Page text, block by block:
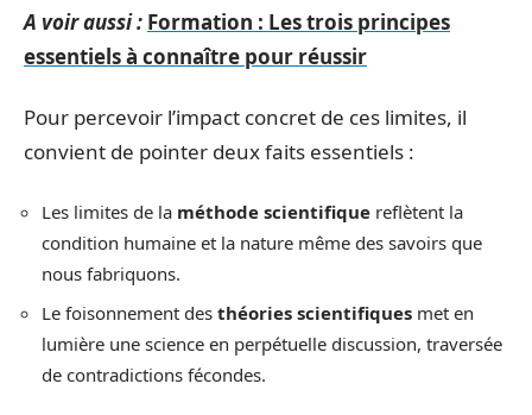
A voir aussi : Formation : Les trois principes
essentiels à connaître pour réussir
Pour percevoir l’impact concret de ces limites, il
convient de pointer deux faits essentiels :
Les limites de la méthode scientifique reflètent la
condition humaine et la nature même des savoirs que
nous fabriquons.
Le foisonnement des théories scientifiques met en
lumière une science en perpétuelle discussion, traversée
de contradictions fécondes.